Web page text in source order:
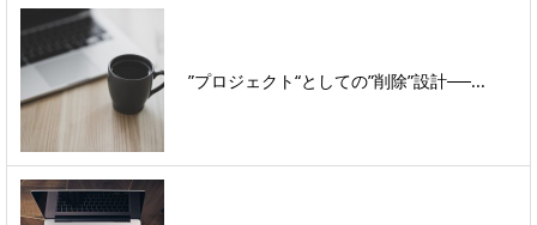
”プロジェクト“としての”削除”設計──...